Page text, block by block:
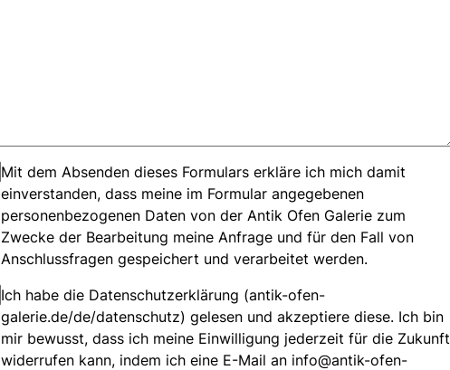
Mit dem Absenden dieses Formulars erkläre ich mich damit
einverstanden, dass meine im Formular angegebenen
personenbezogenen Daten von der Antik Ofen Galerie zum
Zwecke der Bearbeitung meine Anfrage und für den Fall von
Anschlussfragen gespeichert und verarbeitet werden.
Ich habe die Datenschutzerklärung (antik-ofen-
galerie.de/de/datenschutz) gelesen und akzeptiere diese. Ich bin
mir bewusst, dass ich meine Einwilligung jederzeit für die Zukunft
widerrufen kann, indem ich eine E-Mail an info@antik-ofen-